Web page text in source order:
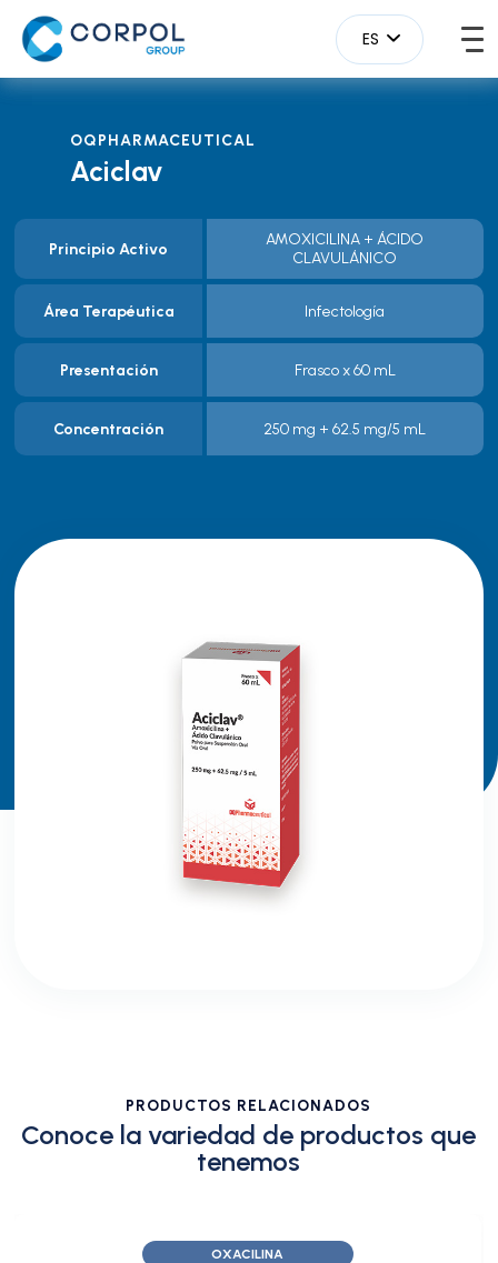
ES
OQPHARMACEUTICAL
Aciclav
Principio Activo
AMOXICILINA + ÁCIDO
CLAVULÁNICO
Área Terapéutica Infectología
Presentación Frasco x 60 mL
Concentración 250 mg + 62.5 mg/5 mL
PRODUCTOS RELACIONADOS
Conoce la variedad de productos que
tenemos
OXACILINA